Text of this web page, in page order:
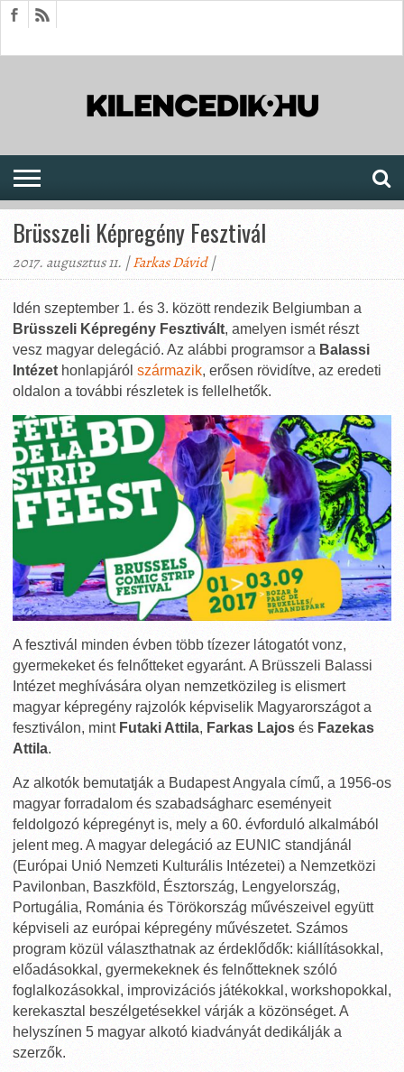
Brüsszeli Képregény Fesztivál
2017. augusztus 11. |Farkas Dávid|
Idén szeptember 1. és 3. között rendezik Belgiumban a
Brüsszeli Képregény Fesztivált, amelyen ismét részt
vesz magyar delegáció. Az alábbi programsor a Balassi
Intézet honlapjáról származik, erősen rövidítve, az eredeti
oldalon a további részletek is fellelhetők.
A fesztivál minden évben több tízezer látogatót vonz,
gyermekeket és felnőtteket egyaránt. A Brüsszeli Balassi
Intézet meghívására olyan nemzetközileg is elismert
magyar képregény rajzolók képviselik Magyarországot a
fesztiválon, mint Futaki Attila, Farkas Lajos és Fazekas
Attila.
Az alkotók bemutatják a Budapest Angyala című, a 1956-os
magyar forradalom és szabadságharc eseményeit
feldolgozó képregényt is, mely a 60. évforduló alkalmából
jelent meg. A magyar delegáció az EUNIC standjánál
(Európai Unió Nemzeti Kulturális Intézetei) a Nemzetközi
Pavilonban, Baszkföld, Észtország, Lengyelország,
Portugália, Románia és Törökország művészeivel együtt
képviseli az európai képregény művészetet. Számos
program közül választhatnak az érdeklődők: kiállításokkal,
előadásokkal, gyermekeknek és felnőtteknek szóló
foglalkozásokkal, improvizációs játékokkal, workshopokkal,
kerekasztal beszélgetésekkel várják a közönséget. A
helyszínen 5 magyar alkotó kiadványát dedikálják a
szerzők.